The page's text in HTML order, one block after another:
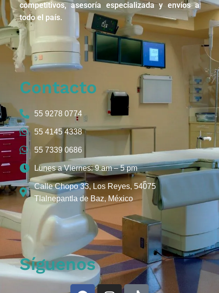
competitivos, asesoría especializada y envíos a
todo el país.
Contacto
55 9278 0774
55 4145 4338
55 7339 0686
Lunes a Viernes: 9 am – 5 pm
Calle Chopo 33, Los Reyes, 54075
Tlalnepantla de Baz, México
Síguenos